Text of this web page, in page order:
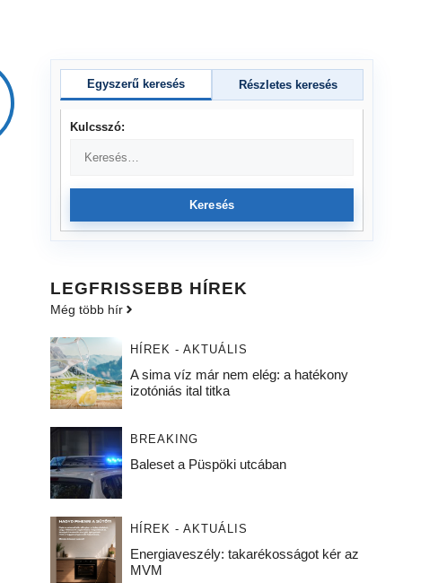
Egyszerű keresés Részletes keresés
Kulcsszó:
Keresés
LEGFRISSEBB HÍREK
Még több hír
HÍREK - AKTUÁLIS
A sima víz már nem elég: a hatékony
izotóniás ital titka
BREAKING
Baleset a Püspöki utcában
HÍREK - AKTUÁLIS
Energiaveszély: takarékosságot kér az
MVM